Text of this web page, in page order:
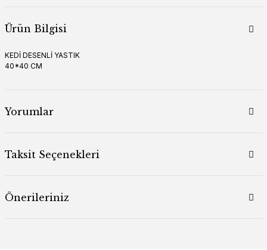
Ürün Bilgisi
KEDİ DESENLİ YASTIK
40*40 CM
Yorumlar
Taksit Seçenekleri
Önerileriniz